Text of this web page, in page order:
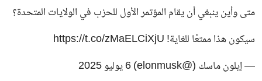
متى وأين ينبغي أن يقام المؤتمر الأول للحزب في الولايات المتحدة؟
سيكون هذا ممتعًا للغاية! https://t.co/zMaELCiXjU
— إيلون ماسك (@elonmusk) 6 يوليو 2025